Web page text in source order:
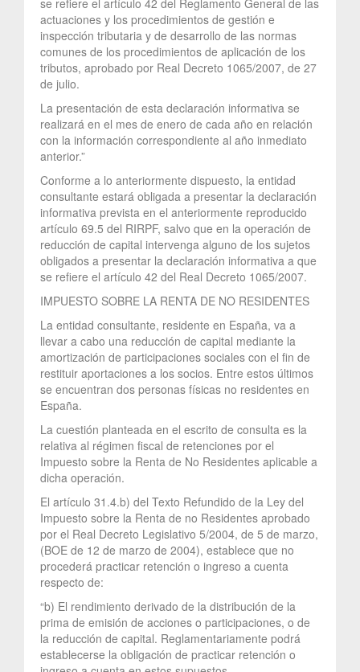
actuaciones y los procedimientos de gestión e
inspección tributaria y de desarrollo de las normas
comunes de los procedimientos de aplicación de los
tributos, aprobado por Real Decreto 1065/2007, de 27
de julio.
La presentación de esta declaración informativa se
realizará en el mes de enero de cada año en relación
con la información correspondiente al año inmediato
anterior.”
Conforme a lo anteriormente dispuesto, la entidad
consultante estará obligada a presentar la declaración
informativa prevista en el anteriormente reproducido
artículo 69.5 del RIRPF, salvo que en la operación de
reducción de capital intervenga alguno de los sujetos
obligados a presentar la declaración informativa a que
se refiere el artículo 42 del Real Decreto 1065/2007.
IMPUESTO SOBRE LA RENTA DE NO RESIDENTES
La entidad consultante, residente en España, va a
llevar a cabo una reducción de capital mediante la
amortización de participaciones sociales con el fin de
restituir aportaciones a los socios. Entre estos últimos
se encuentran dos personas físicas no residentes en
España.
La cuestión planteada en el escrito de consulta es la
relativa al régimen fiscal de retenciones por el
Impuesto sobre la Renta de No Residentes aplicable a
dicha operación.
El artículo 31.4.b) del Texto Refundido de la Ley del
Impuesto sobre la Renta de no Residentes aprobado
por el Real Decreto Legislativo 5/2004, de 5 de marzo,
(BOE de 12 de marzo de 2004), establece que no
procederá practicar retención o ingreso a cuenta
respecto de:
“b) El rendimiento derivado de la distribución de la
prima de emisión de acciones o participaciones, o de
la reducción de capital. Reglamentariamente podrá
establecerse la obligación de practicar retención o